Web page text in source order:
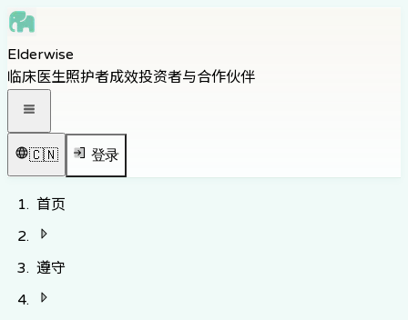
Skip to navigation
Skip to footer
Elderwise
临床医生照护者成效投资者与合作伙伴
🇨🇳 登录
首页
遵守